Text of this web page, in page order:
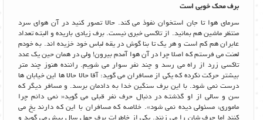
برف محک خوبی است
سرمای هوا تا جان استخوان نفوذ می کند. حالا تصور کنید در آن هوای سرد
منتظر ماشین هم بمانید. از تاکسی خبری نیست. برف زیادی باریده و البته تعداد
عابران هم کم است و هر یک تا بنا گوش در یقه لباس خود خزیده اند. به خودم
لعنت می فرستم که اصلا چرا در آن هوا آمدم بیرون! ولی در همان حین یک عدد
تاکسی زرد از راه می رسد و چند نفر سوار می شویم. راننده هنوز چند متر
بیشتر حرکت نکرده که یکی از مسافران می گوید: آقا حالا حالا ها این خیابان ها
درست نمی شود. با این برف سنگین خدا به دادمان برسد. و مسافر دیگر که
سن و سالی از او گذشته در دنبال حرف نفر قبلی می گوید« نمی دانم چرا
ماموری، مسئولی دیده نمی شود». خلاصه که مسافران با این که دارند یخ می
کنند اما حرف شان را می زنند. یکی از خاطرات برف چهل سال پیش می گوید و